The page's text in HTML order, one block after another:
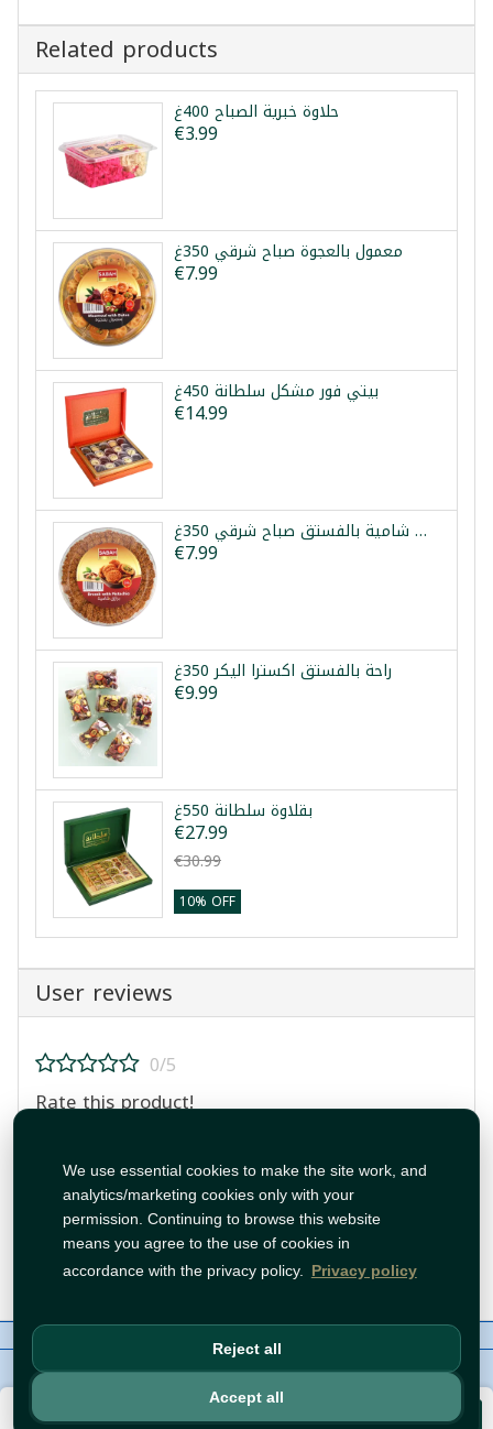
We use essential cookies to make the site work, and
analytics/marketing cookies only with your
permission. Continuing to browse this website
means you agree to the use of cookies in
accordance with the privacy policy. Privacy policy
Reject all
Accept all
€26.99 Add to Cart
Related products
حلاوة خبرية الصباح 400غ
€3.99
معمول بالعجوة صباح شرقي 350غ
€7.99
بيتي فور مشكل سلطانة 450غ
€14.99
برازق شامية بالفستق صباح شرقي 350غ
€7.99
راحة بالفستق اكسترا اليكر 350غ
€9.99
بقلاوة سلطانة 550غ
€27.99
€30.99
10% OFF
User reviews
0/5
Rate this product!
Post Review
About Us
WhatsApp
Copyright©Tawfeer 2018-2026